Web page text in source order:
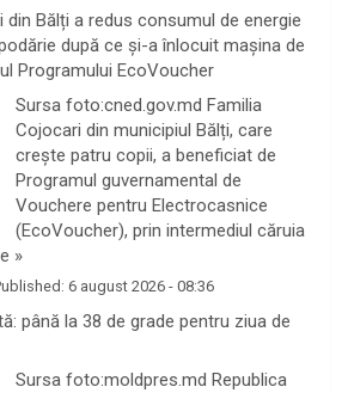
din Bălți a redus consumul de energie
după ce și-a înlocuit mașina de
Programului EcoVoucher
Sursa foto:cned.gov.md Familia
Cojocari din municipiul Bălți, care
crește patru copii, a beneficiat de
Programul guvernamental de
Vouchere pentru Electrocasnice
(EcoVoucher), prin intermediul căruia
»
6 august 2026 - 08:36
până la 38 de grade pentru ziua de
Sursa foto:moldpres.md Republica